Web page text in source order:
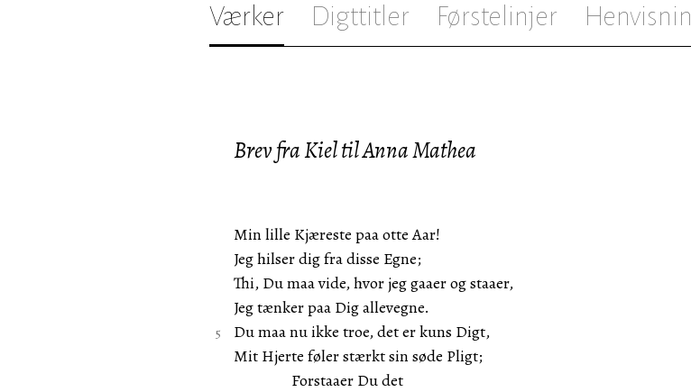
Værker Digttitler Førstelinjer
Brev fra Kiel til Anna Mathea
Min lille Kjæreste paa otte Aar!
Jeg hilser dig fra disse Egne;
Thi, Du maa vide, hvor jeg gaaer og staaer,
Jeg tænker paa Dig allevegne.
Du maa nu ikke troe, det er kuns Digt,
Mit Hjerte føler stærkt sin søde Pligt;
Forstaaer Du det